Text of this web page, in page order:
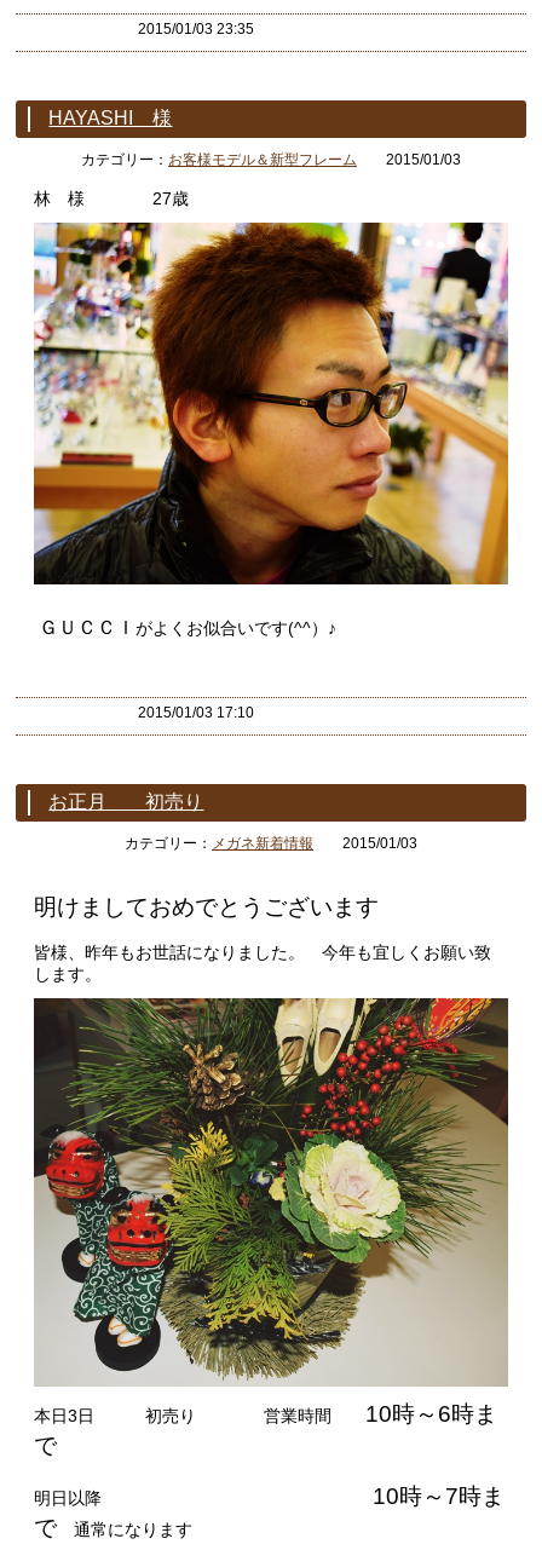
2015/01/03 23:35
HAYASHI 様
カテゴリー： お客様モデル＆新型フレーム 2015/01/03
林 様 27歳
ＧＵＣＣＩがよくお似合いです(^^）♪
2015/01/03 17:10
お正月 初売り
カテゴリー： メガネ新着情報 2015/01/03
明けましておめでとうございます
皆様、昨年もお世話になりました。 今年も宜しくお願い致
します。
本日3日 初売り 営業時間 10時～6時ま
で
明日以降 10時～7時ま
で 通常になります